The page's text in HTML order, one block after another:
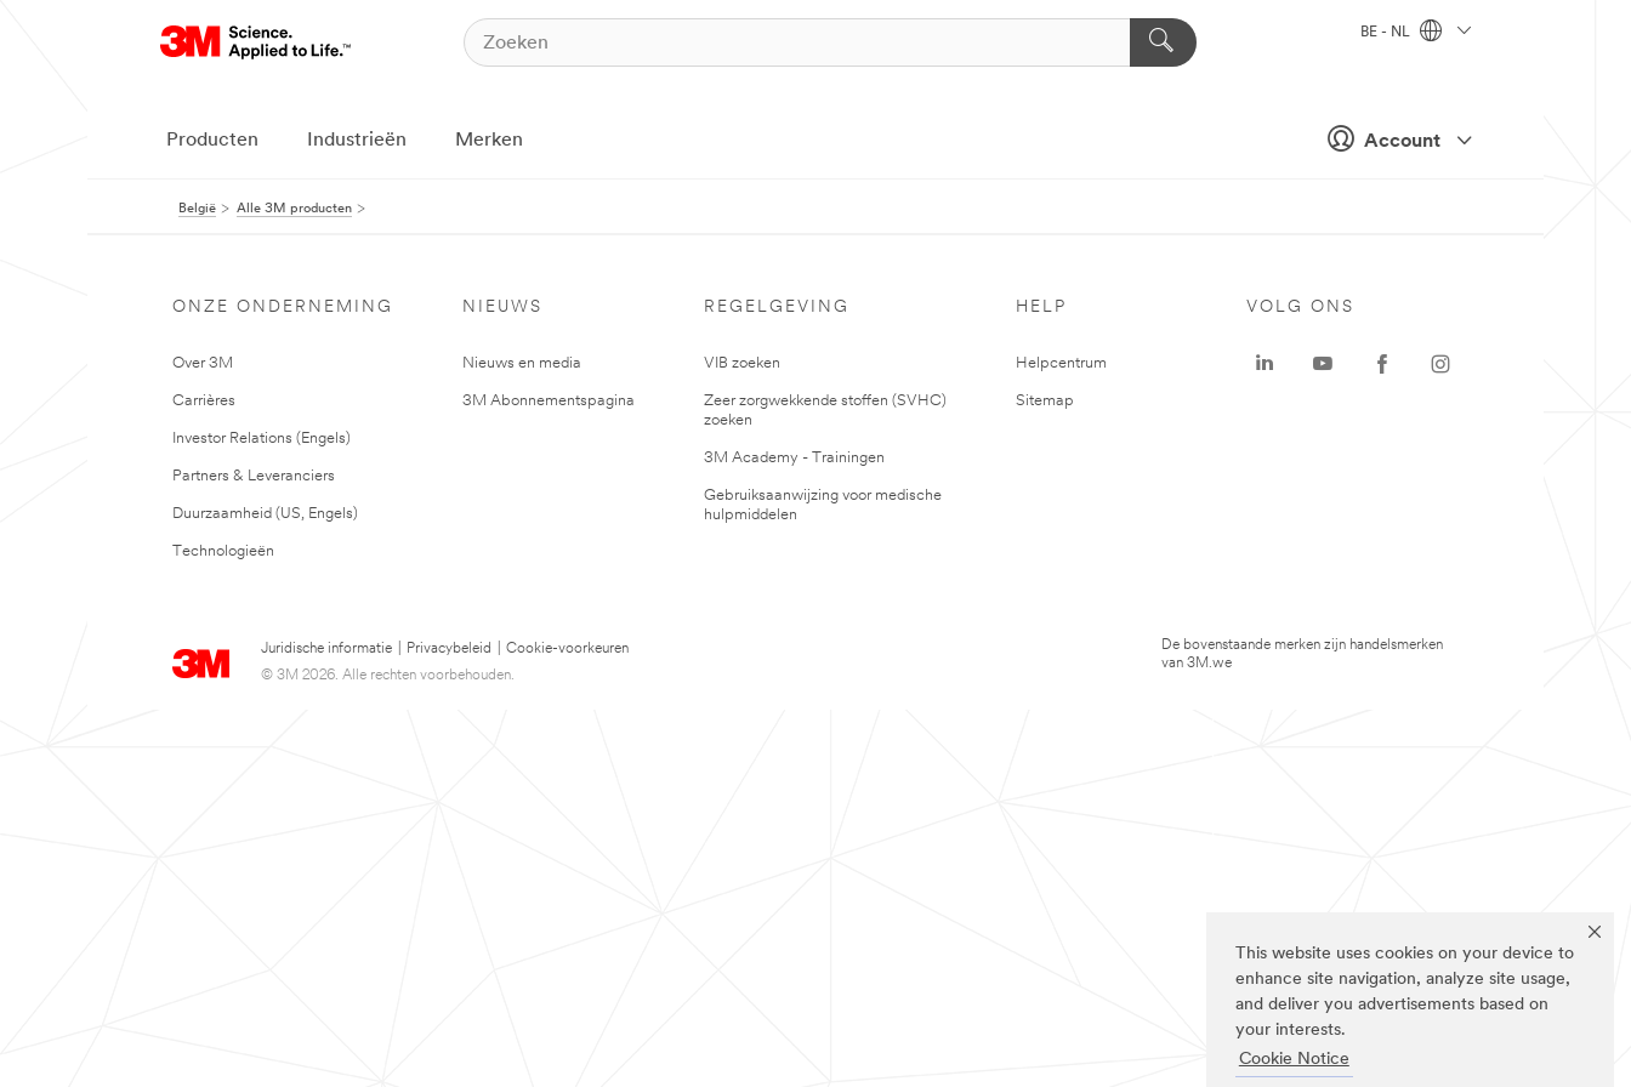
This website uses cookies on your device to
enhance site navigation, analyze site usage,
and deliver you advertisements based on
your interests.
Cookie Notice
Account
BE - NL
Producten Industrieën Merken
België Alle 3M producten
ONZE ONDERNEMING
Over 3M
Carrières
Investor Relations (Engels)
Partners & Leveranciers
Duurzaamheid (US, Engels)
Technologieën
NIEUWS
Nieuws en media
3M Abonnementspagina
REGELGEVING
VIB zoeken
Zeer zorgwekkende stoffen (SVHC)
zoeken
3M Academy - Trainingen
Gebruiksaanwijzing voor medische
hulpmiddelen
HELP
Helpcentrum
Sitemap
Juridische informatie Privacybeleid
Cookie-voorkeuren
© 3M 2026. Alle rechten voorbehouden.
VOLG ONS
De bovenstaande merken zijn handelsmerken
van 3M.we